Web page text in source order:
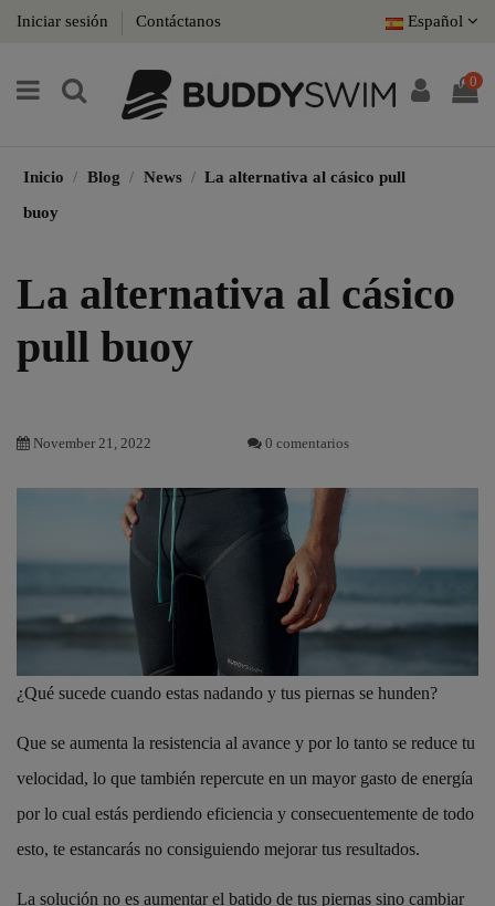
Iniciar sesión Contáctanos Español
0
Inicio Blog News
La alternativa al cásico pull
buoy
La alternativa al cásico
pull buoy
November 21, 2022 0 comentarios
¿Qué sucede cuando estas nadando y tus piernas se hunden?
Que se aumenta la resistencia al avance y por lo tanto se reduce tu
velocidad, lo que también repercute en un mayor gasto de energía
por lo cual estás perdiendo eficiencia y consecuentemente de todo
esto, te estancarás no consiguiendo mejorar tus resultados.
La solución no es aumentar el batido de tus piernas sino cambiar